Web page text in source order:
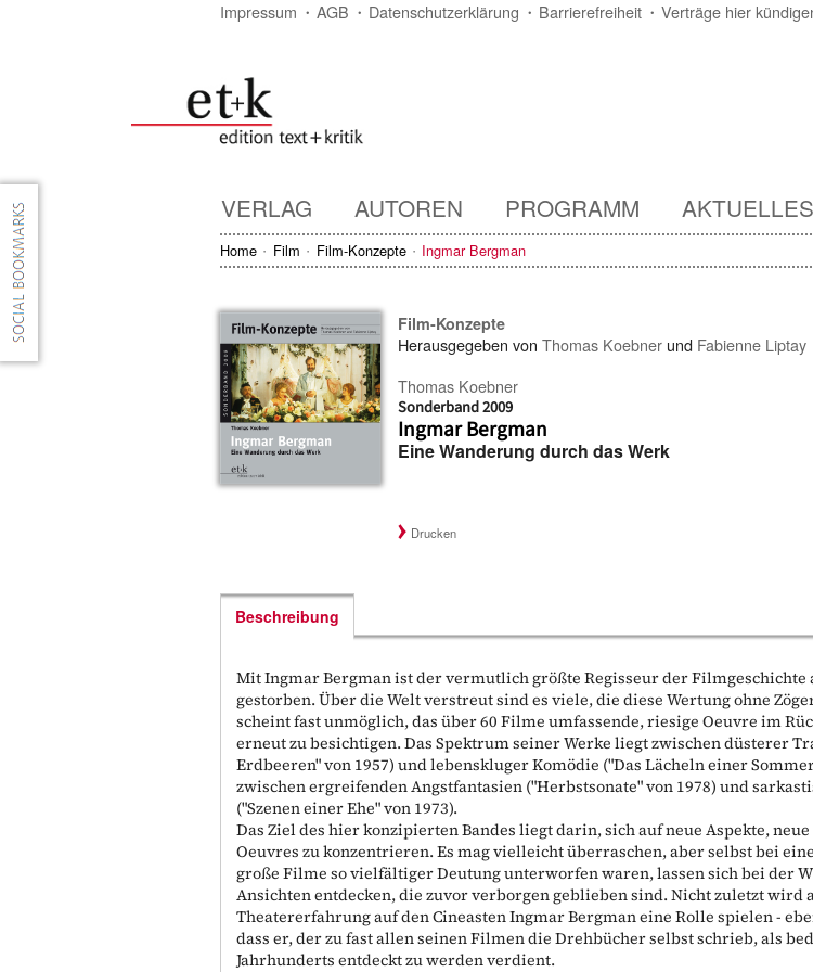
Impressum AGB Datenschutzerklärung Barrierefreiheit Verträge hier
VERLAG AUTOREN PROGRAMM AKTUELLES
Home Film Film-Konzepte Ingmar Bergman
Film-Konzepte
Herausgegeben vonThomas Koebner und Fabienne Liptay
Thomas Koebner
Sonderband 2009
Ingmar Bergman
Eine Wanderung durch das Werk
Drucken
Beschreibung
Mit Ingmar Bergman ist der vermutlich größte Regisseur der Filmgeschichte
gestorben. Über die Welt verstreut sind es viele, die diese Wertung ohne
scheint fast unmöglich, das über 60 Filme umfassende, riesige Oeuvre im
erneut zu besichtigen. Das Spektrum seiner Werke liegt zwischen düsterer
Erdbeeren" von 1957) und lebenskluger Komödie ("Das Lächeln einer
zwischen ergreifenden Angstfantasien ("Herbstsonate" von 1978) und
("Szenen einer Ehe" von 1973).
Das Ziel des hier konzipierten Bandes liegt darin, sich auf neue Aspekte, neue
Oeuvres zu konzentrieren. Es mag vielleicht überraschen, aber selbst bei
große Filme so vielfältiger Deutung unterworfen waren, lassen sich bei der
Ansichten entdecken, die zuvor verborgen geblieben sind. Nicht zuletzt wird
Theatererfahrung auf den Cineasten Ingmar Bergman eine Rolle spielen -
dass er, der zu fast allen seinen Filmen die Drehbücher selbst schrieb, als
Jahrhunderts entdeckt zu werden verdient.